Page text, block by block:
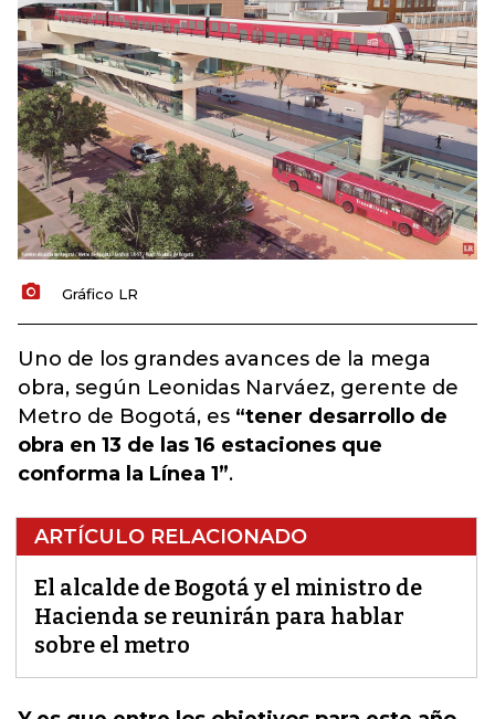
Gráfico LR
Uno de los grandes avances de la mega
obra, según Leonidas Narváez, gerente de
Metro de Bogotá, es “tener desarrollo de
obra en 13 de las 16 estaciones que
conforma la Línea 1”.
ARTÍCULO RELACIONADO
El alcalde de Bogotá y el ministro de
Hacienda se reunirán para hablar
sobre el metro